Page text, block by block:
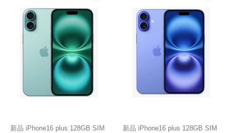
新品 iPhone16 plus 128GB SIM
新品 iPhone16 plus 128GB SIM